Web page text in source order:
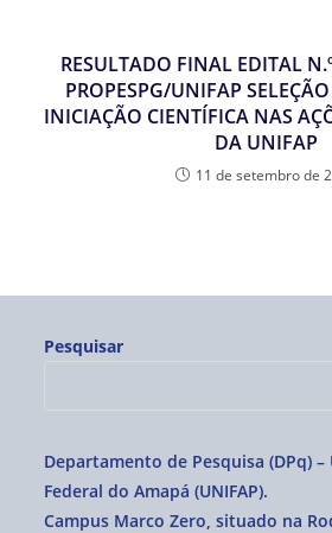
RESULTADO FINAL EDITAL
PROPESPG/UNIFAP
INICIAÇÃO CIENTÍFICA NAS
DA UNIFAP
11 de setembro de
Pesquisar
Departamento de Pesquisa (DPq)
Federal do Amapá
Campus Marco Zero, situado na